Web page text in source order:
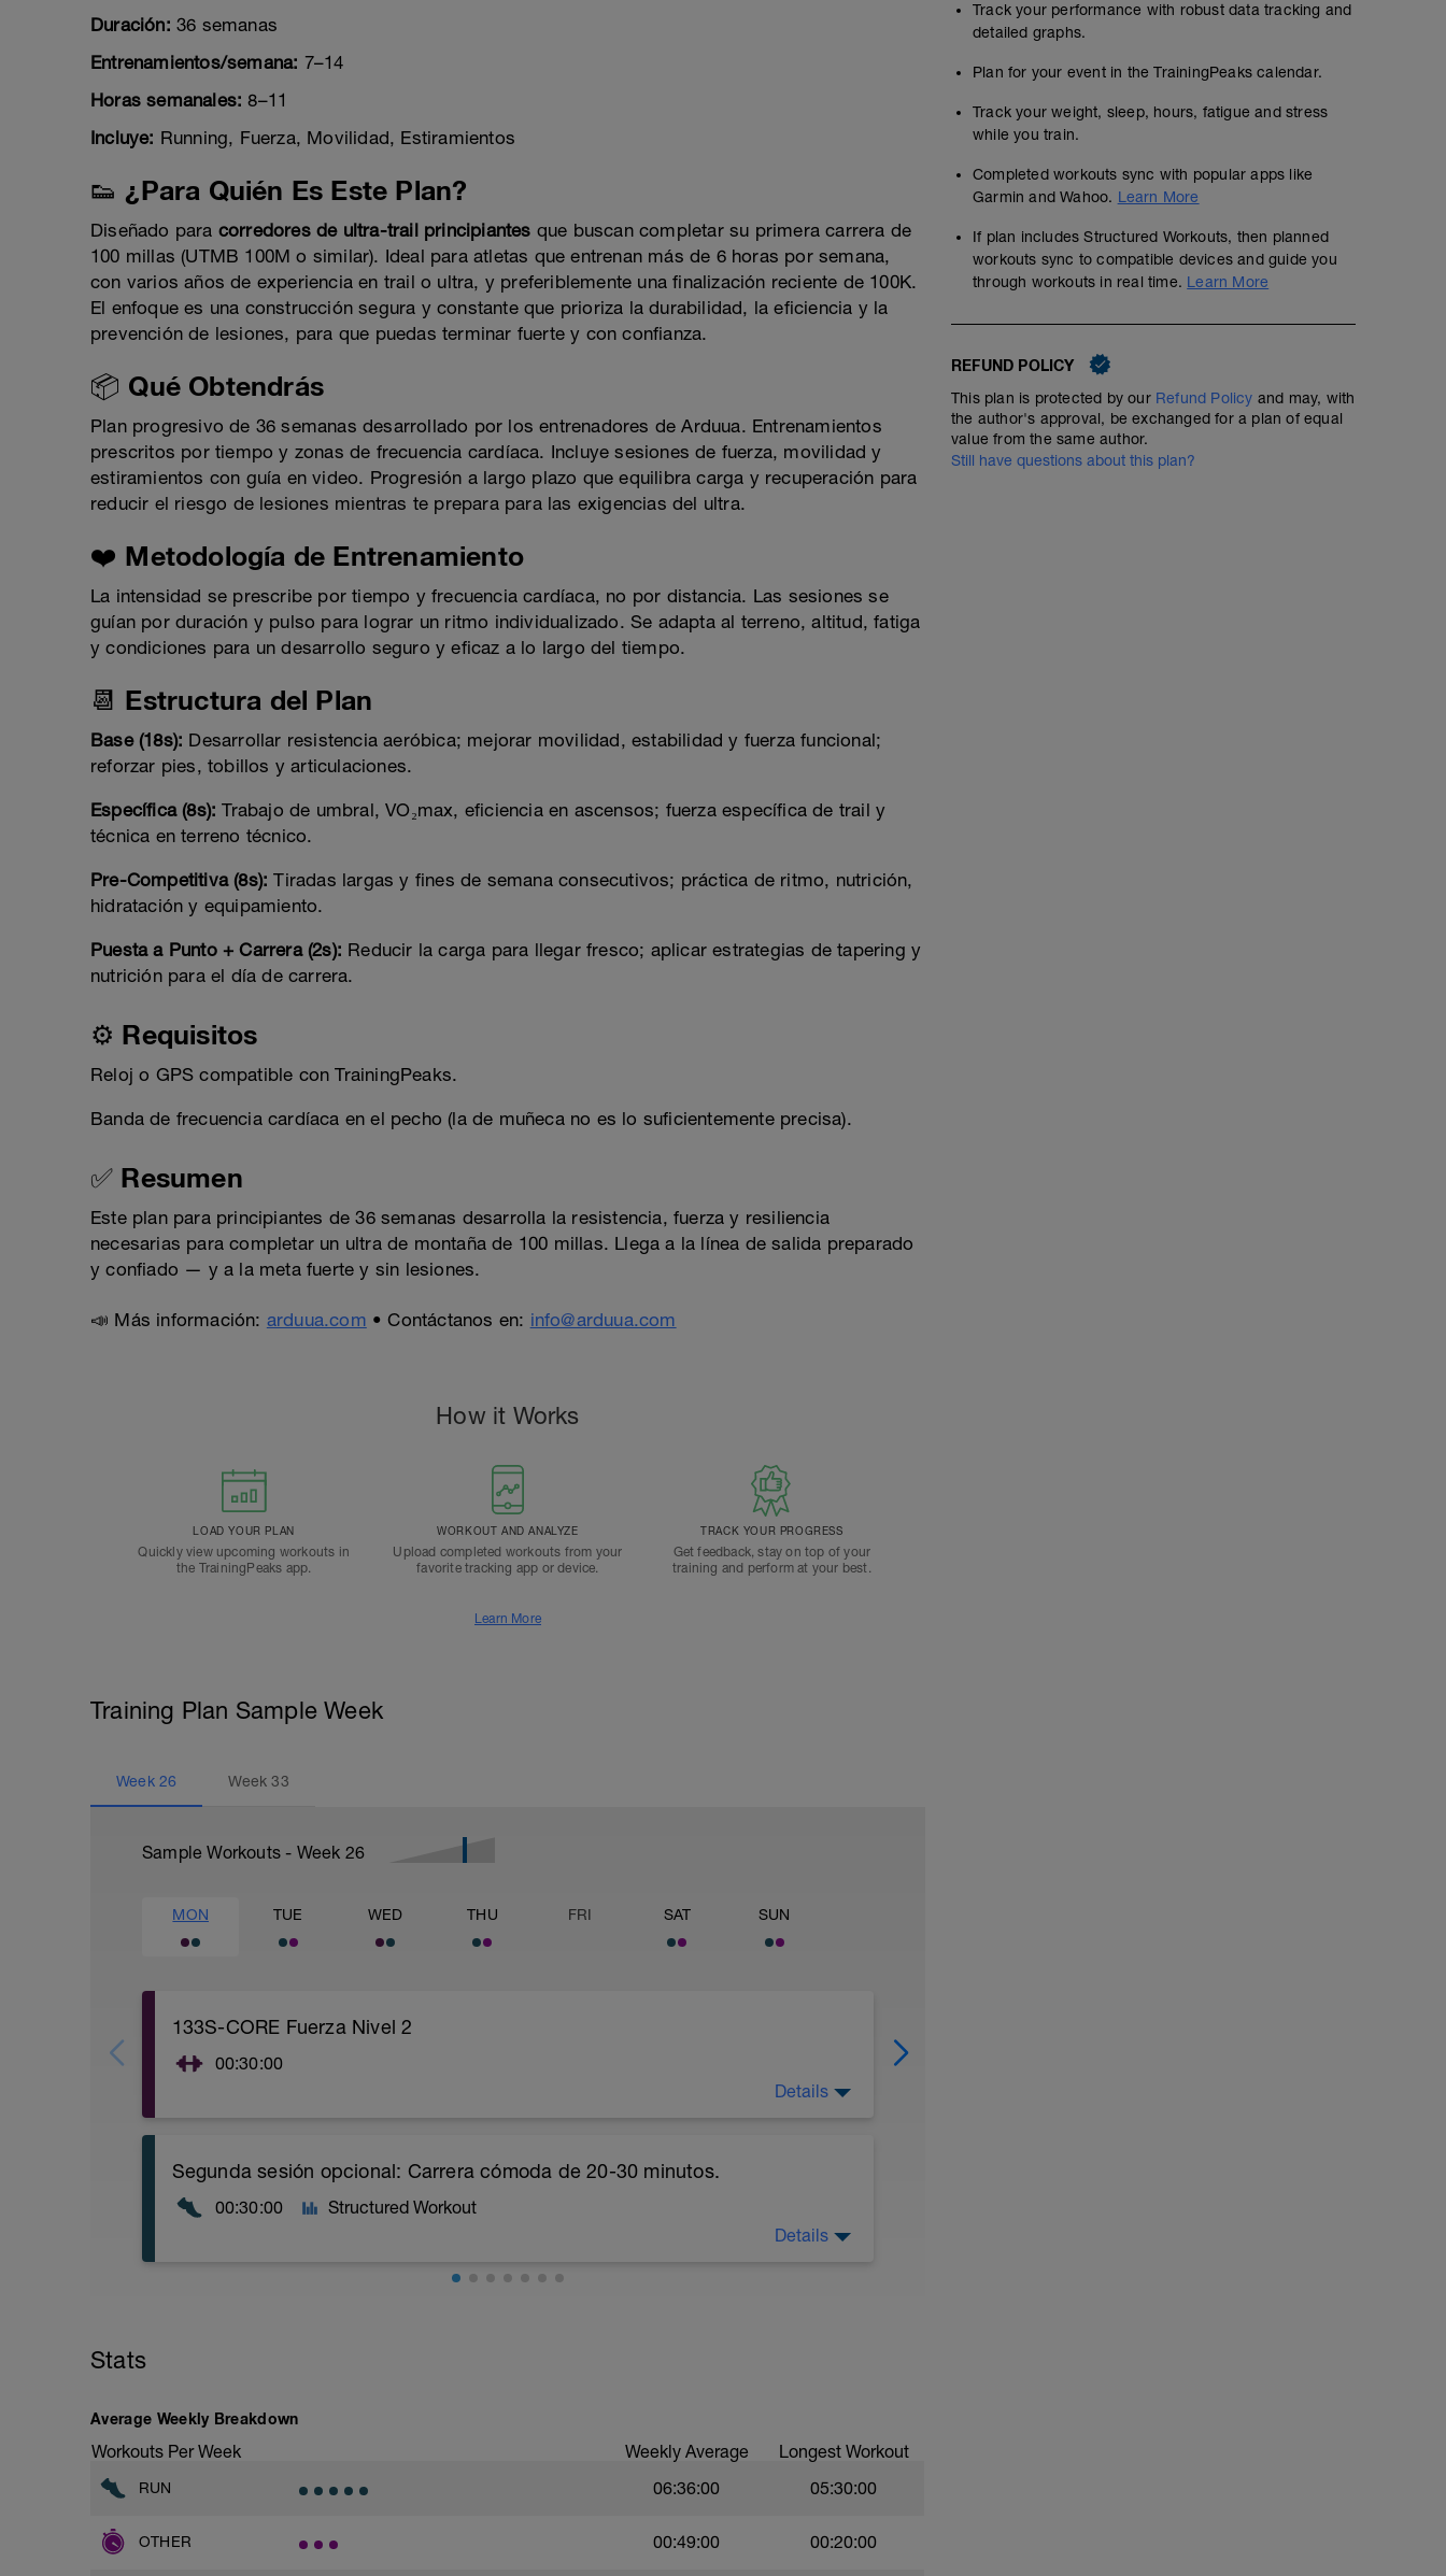
Duración: 36 semanas
Entrenamientos/semana: 7–14
Horas semanales: 8–11
Incluye: Running, Fuerza, Movilidad, Estiramientos
👟 ¿Para Quién Es Este Plan?
Diseñado para corredores de ultra-trail principiantes que buscan completar su primera carrera de
100 millas (UTMB 100M o similar). Ideal para atletas que entrenan más de 6 horas por semana,
con varios años de experiencia en trail o ultra, y preferiblemente una finalización reciente de 100K.
El enfoque es una construcción segura y constante que prioriza la durabilidad, la eficiencia y la
prevención de lesiones, para que puedas terminar fuerte y con confianza.
📦 Qué Obtendrás
Plan progresivo de 36 semanas desarrollado por los entrenadores de Arduua. Entrenamientos
prescritos por tiempo y zonas de frecuencia cardíaca. Incluye sesiones de fuerza, movilidad y
estiramientos con guía en video. Progresión a largo plazo que equilibra carga y recuperación para
reducir el riesgo de lesiones mientras te prepara para las exigencias del ultra.
❤️ Metodología de Entrenamiento
La intensidad se prescribe por tiempo y frecuencia cardíaca, no por distancia. Las sesiones se
guían por duración y pulso para lograr un ritmo individualizado. Se adapta al terreno, altitud, fatiga
y condiciones para un desarrollo seguro y eficaz a lo largo del tiempo.
📆 Estructura del Plan
Base (18s): Desarrollar resistencia aeróbica; mejorar movilidad, estabilidad y fuerza funcional;
reforzar pies, tobillos y articulaciones.
Específica (8s): Trabajo de umbral, VO₂max, eficiencia en ascensos; fuerza específica de trail y
técnica en terreno técnico.
Pre-Competitiva (8s): Tiradas largas y fines de semana consecutivos; práctica de ritmo, nutrición,
hidratación y equipamiento.
Puesta a Punto + Carrera (2s): Reducir la carga para llegar fresco; aplicar estrategias de tapering y
nutrición para el día de carrera.
⚙️ Requisitos
Reloj o GPS compatible con TrainingPeaks.
Banda de frecuencia cardíaca en el pecho (la de muñeca no es lo suficientemente precisa).
✅ Resumen
Este plan para principiantes de 36 semanas desarrolla la resistencia, fuerza y ​​resiliencia
necesarias para completar un ultra de montaña de 100 millas. Llega a la línea de salida preparado
y confiado — y a la meta fuerte y sin lesiones.
📣 Más información: arduua.com • Contáctanos en: info@arduua.com
How it Works
LOAD YOUR PLAN
Quickly view upcoming workouts in
the TrainingPeaks app.
WORKOUT AND ANALYZE
Upload completed workouts from your
favorite tracking app or device.
TRACK YOUR PROGRESS
Get feedback, stay on top of your
training and perform at your best.
Learn More
Training Plan Sample Week
Week 26 Week33
Sample Workouts - Week 26
MON TUE WED THU FRI SAT SUN
133S-CORE Fuerza Nivel 2
00:30:00
https://youtu.be/v9Q7uu16v5c
1. Calentamiento con ejercicios de movilidad articular y estiramientos suaves
2. Elevación de piernas con apoyo de manos (10-12 repeticiones por pierna)
Details
Segunda sesión opcional: Carrera cómoda de 20-30 minutos.
00:30:00
Structured Workout
Details
Stats
Average Weekly Breakdown
Workouts Per Week Weekly Average Longest Workout
RUN 06:36:00 05:30:00
OTHER 00:49:00 00:20:00
Track your performance with robust data tracking and
detailed graphs.
Plan for your event in the TrainingPeaks calendar.
Track your weight, sleep, hours, fatigue and stress
while you train.
Completed workouts sync with popular apps like
Garmin and Wahoo. Learn More
If plan includes Structured Workouts, then planned
workouts sync to compatible devices and guide you
through workouts in real time. Learn More
REFUND POLICY
This plan is protected by our Refund Policy and may, with
the author's approval, be exchanged for a plan of equal
value from the same author.
Still have questions about this plan?